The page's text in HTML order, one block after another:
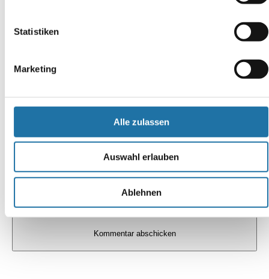
Statistiken
Marketing
Alle zulassen
Auswahl erlauben
Ablehnen